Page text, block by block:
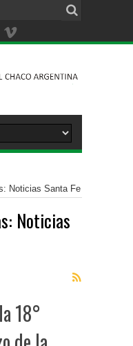
Noticias Santa Fe
Noticias
18°